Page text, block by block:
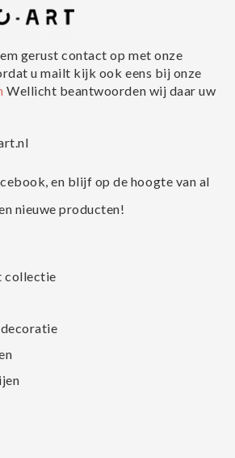
gerust contact op met onze
u mailt kijk ook eens bij onze
Wellicht beantwoorden wij daar uw
en blijf op de hoogte van al
nieuwe producten!
collectie